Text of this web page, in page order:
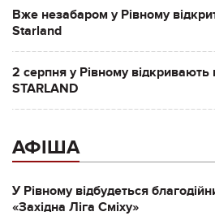
Вже незабаром у Рівному
Starland
2 серпня у Рівному відкривають
STARLAND
АФІША
У Рівному відбудеться
«Західна Ліга Сміху»